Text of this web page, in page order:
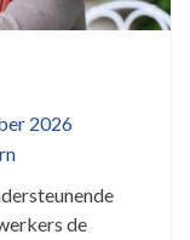
2026
de